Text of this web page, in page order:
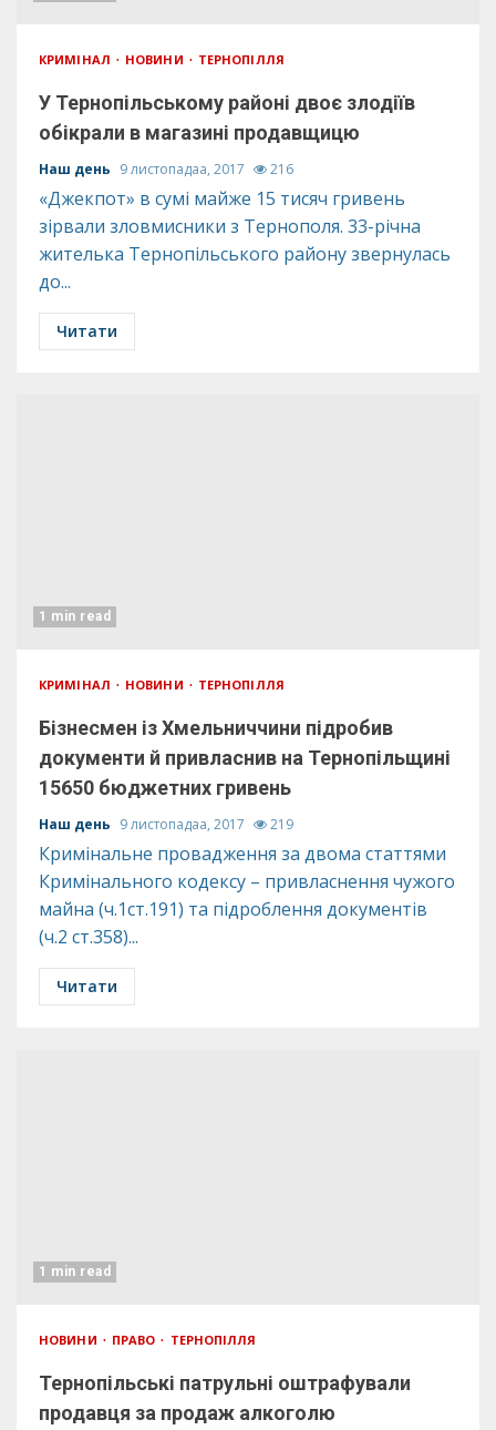
КРИМІНАЛ НОВИНИ ТЕРНОПІЛЛЯ
У Тернопільському районі двоє злодіїв
обікрали в магазині продавщицю
Наш день 9 листопадаа, 2017 216
«Джекпот» в сумі майже 15 тисяч гривень
зірвали зловмисники з Тернополя. 33-річна
жителька Тернопільського району звернулась
до...
Читати
1 min read
КРИМІНАЛ НОВИНИ ТЕРНОПІЛЛЯ
Бізнесмен із Хмельниччини підробив
документи й привласнив на Тернопільщині
15650 бюджетних гривень
Наш день 9 листопадаа, 2017 219
Кримінальне провадження за двома статтями
Кримінального кодексу – привласнення чужого
майна (ч.1ст.191) та підроблення документів
(ч.2 ст.358)...
Читати
1 min read
НОВИНИ ПРАВО ТЕРНОПІЛЛЯ
Тернопільські патрульні оштрафували
продавця за продаж алкоголю